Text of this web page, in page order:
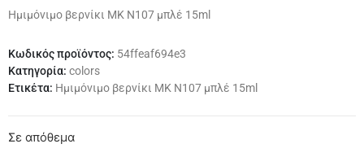
Ημιμόνιμο βερνίκι ΜΚ Ν107 μπλέ 15ml
Κωδικός προϊόντος: 54ffeaf694e3
Κατηγορία: colors
Ετικέτα: Ημιμόνιμο βερνίκι ΜΚ Ν107 μπλέ 15ml
Σε απόθεμα